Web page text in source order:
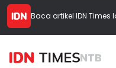
Baca artikel IDN Times
NTB